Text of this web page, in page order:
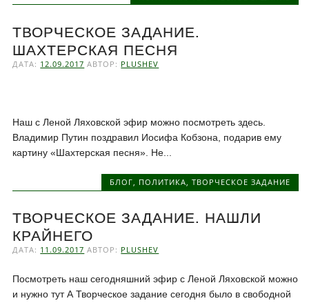
ТВОРЧЕСКОЕ ЗАДАНИЕ.
ШАХТЕРСКАЯ ПЕСНЯ
ДАТА: 12.09.2017 АВТОР: PLUSHEV
Наш с Леной Ляховской эфир можно посмотреть здесь.
Владимир Путин поздравил Иосифа Кобзона, подарив ему
картину «Шахтерская песня». Не...
БЛОГ ПОЛИТИКА ТВОРЧЕСКОЕ ЗАДАНИЕ
ТВОРЧЕСКОЕ ЗАДАНИЕ. НАШЛИ
КРАЙНЕГО
ДАТА: 11.09.2017 АВТОР: PLUSHEV
Посмотреть наш сегодняшний эфир с Леной Ляховской можно
и нужно тут А Творческое задание сегодня было в свободной